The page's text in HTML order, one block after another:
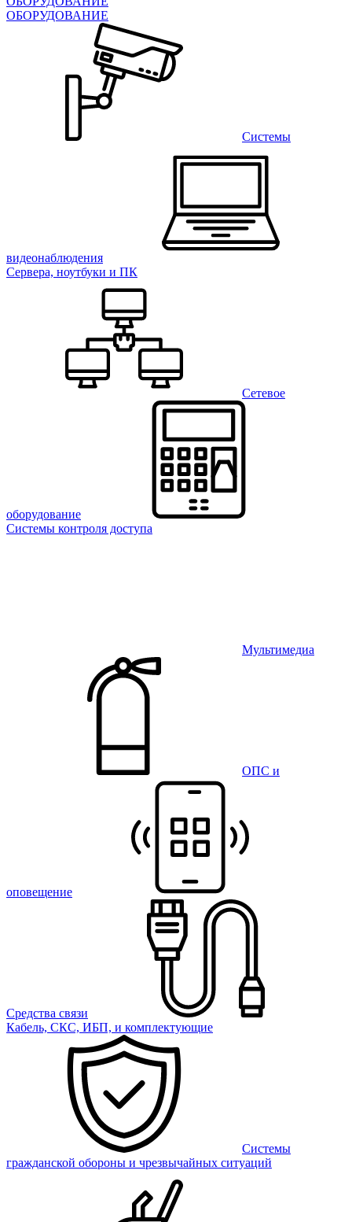
ОБОРУДОВАНИЕ
Системы
видеонаблюдения
Сервера, ноутбуки и ПК
Сетевое
оборудование
Системы контроля доступа
Мультимедиа
ОПС и
оповещение
Средства связи
Кабель, СКС, ИБП, и комплектующие
Системы
гражданской обороны и чрезвычайных ситуаций